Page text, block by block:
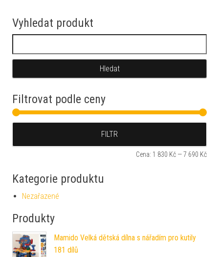
Vyhledat produkt
Filtrovat podle ceny
FILTR
Cena: 1 830 Kč —7 690 Kč
Kategorie produktu
Nezařazené
Produkty
Mamido Velká dětská dílna s nářadím pro kutily
181 dílů